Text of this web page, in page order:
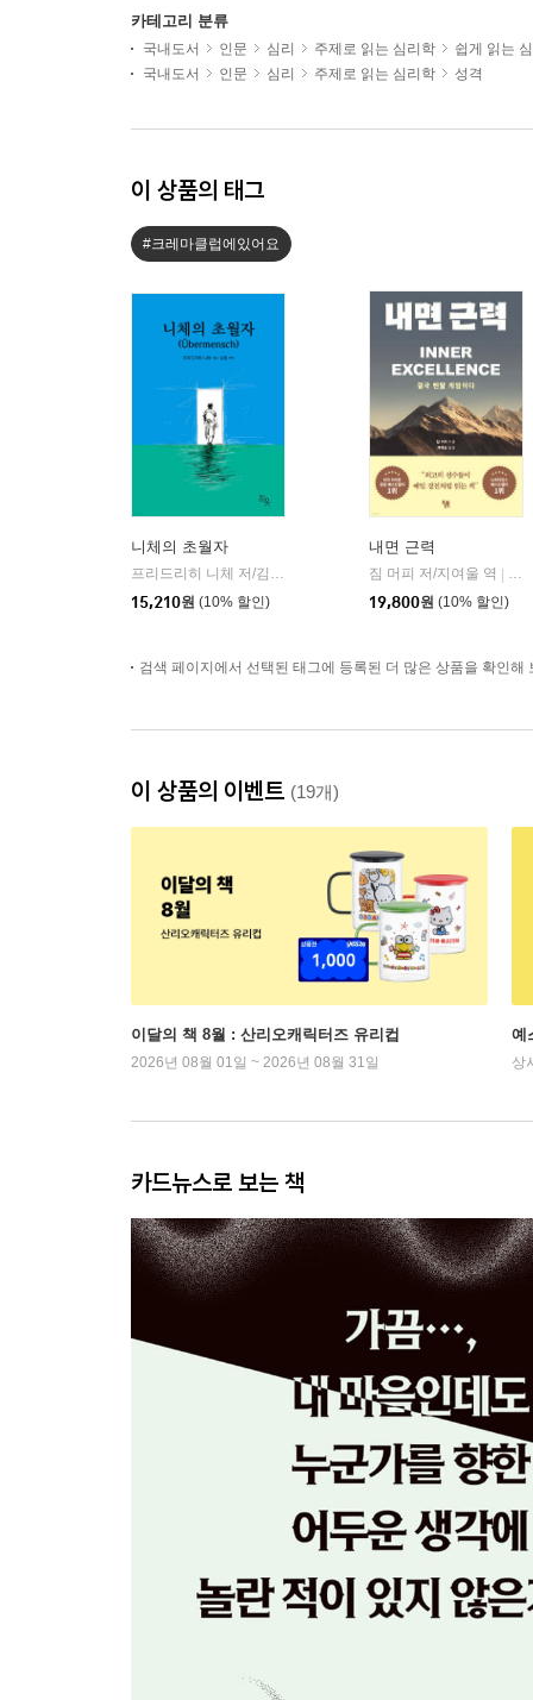
카테고리 분류
국내도서 인문 심리 주제로 읽는 심리학
쉽게 읽는
국내도서
인문 심리 주제로 읽는 심리학 성격
이 상품의 태그
#크레마클럽에있어요
니체의 초월자
프리드리히 니체 저/김철 편역
15,210원 (10% 할인)
내면 근력
짐 머피 저/지여울 역
윌
19,800원 (10% 할인)
검색 페이지에서 선택된 태그에 등록된 더 많은 상품을 확인해
이 상품의 이벤트 (19개)
이달의 책 8월 : 산리오캐릭터즈 유리컵
2026년 08월 01일 ~ 2026년 08월 31일
예
상
카드뉴스로 보는 책